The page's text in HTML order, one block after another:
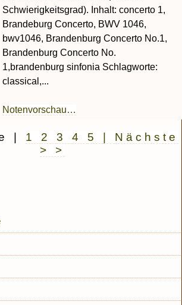
Schwierigkeitsgrad). Inhalt: concerto 1,
Brandeburg Concerto, BWV 1046,
bwv1046, Brandenburg Concerto No.1,
Brandenburg Concerto No.
1,brandenburg sinfonia Schlagworte:
classical,...
Notenvorschau…
1 2 3 4 5
Nächste
> >